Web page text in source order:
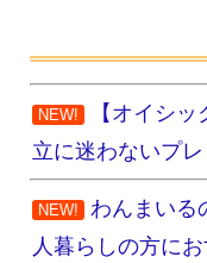
NEW!
【オイシ
立に迷わないプ
NEW!
わんまいる
人暮らしの方に